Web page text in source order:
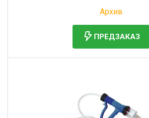
Архив
ПРЕДЗАКАЗ